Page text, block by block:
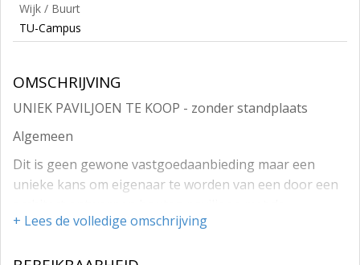
Wijk / Buurt
TU-Campus
OMSCHRIJVING
UNIEK PAVILJOEN TE KOOP - zonder standplaats
Algemeen
Dit is geen gewone vastgoedaanbieding maar een
unieke kans om eigenaar te worden van een door een
mogelijkheid deze neer te zetten op de locatie waar jij
+ Lees de volledige omschrijving